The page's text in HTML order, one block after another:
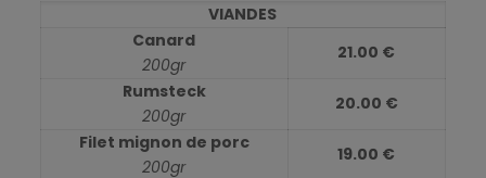
VIANDES
Canard
200gr
21.00 €
Rumsteck
200gr
20.00 €
Filet mignon de porc
200gr
19.00 €